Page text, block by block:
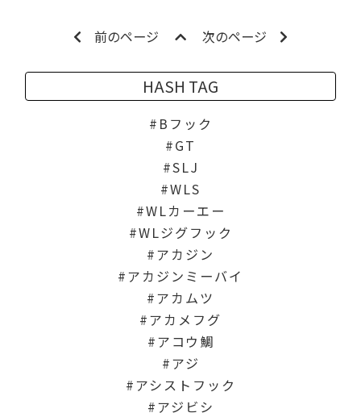
前のページ 次のページ
HASH TAG
Bフック
GT
SLJ
WLS
WLカーエー
WLジグフック
アカジン
アカジンミーバイ
アカムツ
アカメフグ
アコウ鯛
アジ
アシストフック
アジビシ